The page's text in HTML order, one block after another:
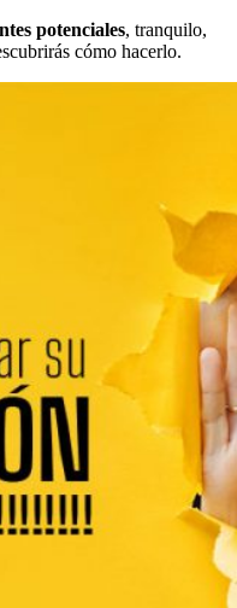
potenciales, tranquilo,
cómo hacerlo.